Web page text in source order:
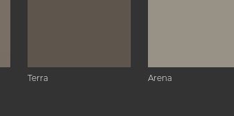
Terra Arena